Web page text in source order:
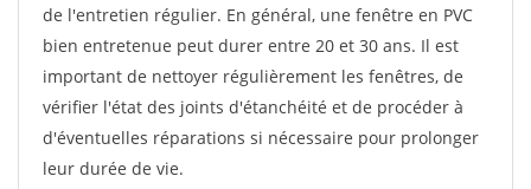
de l'entretien régulier. En général, une fenêtre en PVC
bien entretenue peut durer entre 20 et 30 ans. Il est
important de nettoyer régulièrement les fenêtres, de
vérifier l'état des joints d'étanchéité et de procéder à
d'éventuelles réparations si nécessaire pour prolonger
leur durée de vie.